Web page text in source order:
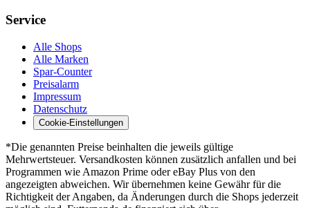
Service
Alle Shops
Alle Marken
Spar-Counter
Preisalarm
Impressum
Datenschutz
Cookie-Einstellungen
*Die genannten Preise beinhalten die jeweils gültige
Mehrwertsteuer. Versandkosten können zusätzlich anfallen und bei
Programmen wie Amazon Prime oder eBay Plus von den
angezeigten abweichen. Wir übernehmen keine Gewähr für die
Richtigkeit der Angaben, da Änderungen durch die Shops jederzeit